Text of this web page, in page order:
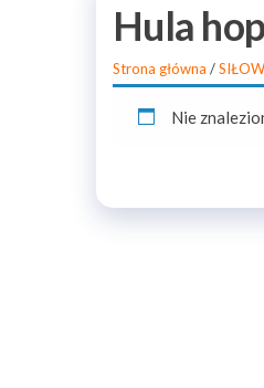
Hula
Strona główna /
Nie